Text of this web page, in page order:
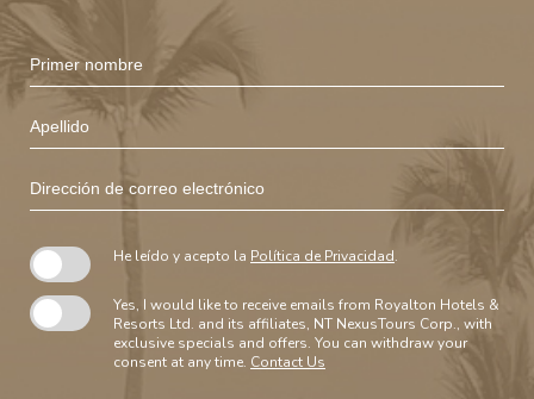
Hidden
Field
Primer
nombre
Apellido
Dirección
de
electrónico
He leído y acepto la Política de Privacidad.
Yes, I would like to receive emails from Royalton Hotels &
Resorts Ltd. and its affiliates, NT NexusTours Corp., with
exclusive specials and offers. You can withdraw your
consent at any time. Contact Us